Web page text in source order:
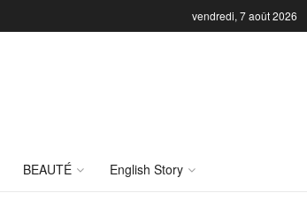
vendredi, 7 août 2026
BEAUTÉ English Story